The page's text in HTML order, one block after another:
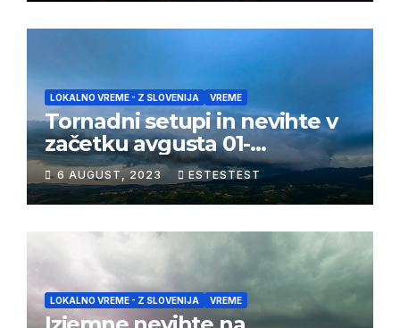
LOKALNO VREME - Z SLOVENIJA VREME
Tornadni setupi in nevihte v
začetku avgusta 01-
03/08/2023
6 AUGUST, 2023 ESTESTEST
LOKALNO VREME - Z SLOVENIJA VREME